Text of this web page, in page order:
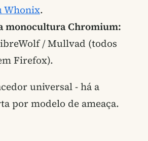
Whonix.
monocultura Chromium:
/ Mullvad (todos
Firefox).
universal - há a
por modelo de ameaça.